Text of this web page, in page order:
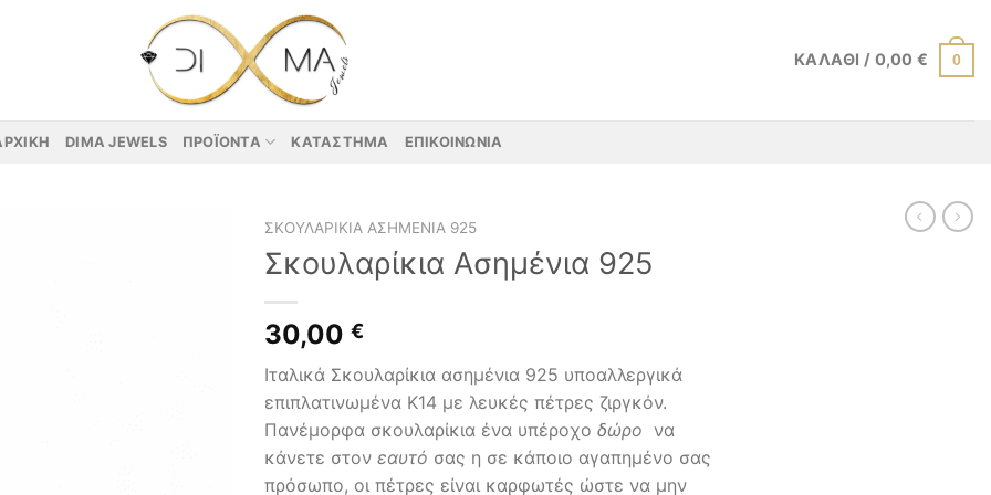
ΚΑΛΆΘΙ / 0,00€ 0
DIMA JEWELS ΠΡΟΪΌΝΤΑ ΚΑΤΆΣΤΗΜΑ ΕΠΙΚΟΙΝΩΝΊΑ
ΣΚΟΥΛΑΡΊΚΙΑ ΑΣΗΜΈΝΙΑ 925
Σκουλαρίκια Ασημένια 925
30,00 €
Ιταλικά Σκουλαρίκια ασημένια 925 υποαλλεργικά
επιπλατινωμένα Κ14 με λευκές πέτρες ζιργκόν.
Πανέμορφα σκουλαρίκια ένα υπέροχο δώρο να
κάνετε στον εαυτό σας η σε κάποιο αγαπημένο σας
πρόσωπο, οι πέτρες είναι καρφωτές ώστε να μην